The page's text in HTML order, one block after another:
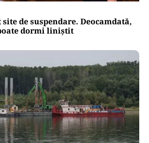
site de suspendare. Deocamdată,
dormi liniștit